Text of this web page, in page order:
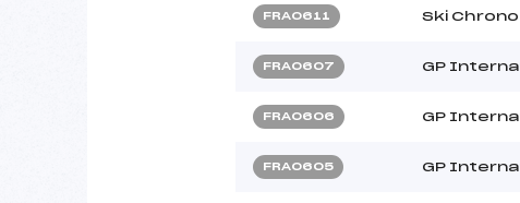
FRA0611 Ski
FRA0607 GP
FRA0606 GP
FRA0605 GP